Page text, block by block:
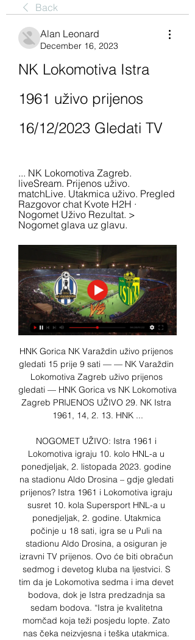
Back
Alan Leonard
December 16, 2023
NK Lokomotiva Istra
1961 uživo prijenos
16/12/2023 Gledati TV
... NK Lokomotiva Zagreb.
liveSream. Prijenos uživo.
matchLive. Utakmica uživo. Pregled
Razgovor chat Kvote H2H ·
Nogomet Uživo Rezultat. >
Nogomet glava uz glavu.
HNK Gorica NK Varaždin uživo prijenos
gledati 15 prije 9 sati — — NK Varaždin
Lokomotiva Zagreb uživo prijenos
gledati — HNK Gorica vs NK Lokomotiva
Zagreb PRIJENOS UŽIVO 29. NK Istra
1961, 14, 2. 13. HNK ...
NOGOMET UŽIVO: Istra 1961 i
Lokomotiva igraju 10. kolo HNL-a u
ponedjeljak, 2. listopada 2023. godine
na stadionu Aldo Drosina – gdje gledati
prijenos? Istra 1961 i Lokomotiva igraju
susret 10. kola Supersport HNL-a u
ponedjeljak, 2. godine. Utakmica
počinje u 18 sati, igra se u Puli na
stadionu Aldo Drosina, a osiguran je
izravni TV prijenos. Ovo će biti obračun
sedmog i devetog kluba na ljestvici. S
tim da je Lokomotiva sedma i ima devet
bodova, dok je Istra predzadnja sa
sedam bodova. “Istra je kvalitetna
momčad koja teži posjedu lopte. Zato
nas čeka neizvjesna i teška utakmica.